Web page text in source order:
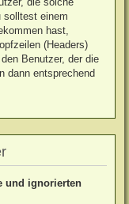
solltest einem
hast,
(Headers)
Benutzer, der die
dann entsprechend
und ignorierten